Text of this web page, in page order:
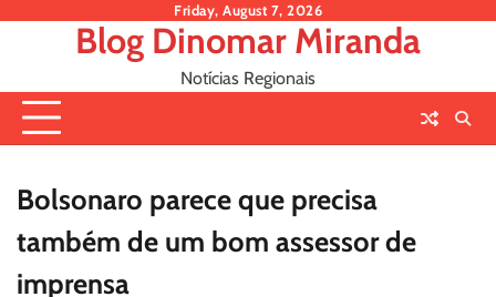
Friday, August 7, 2026
Blog Dinomar Miranda
Notícias Regionais
Bolsonaro parece que precisa
também de um bom assessor de
imprensa